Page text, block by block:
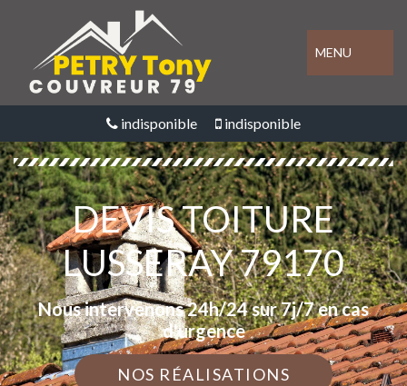
MENU
indisponible indisponible
DEVIS TOITURE
LUSSERAY 79170
Nous intervenons 24h/24 sur 7j/7 en cas
d'urgence
NOS RÉALISATIONS